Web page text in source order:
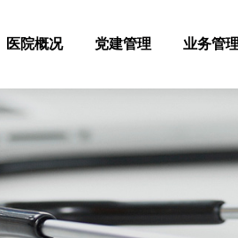
医院概况 党建管理 业务管理